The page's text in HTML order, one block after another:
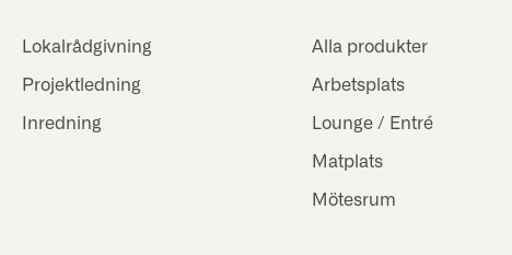
Lokalrådgivning
Projektledning
Inredning
Alla produkter
Arbetsplats
Lounge / Entré
Matplats
Mötesrum